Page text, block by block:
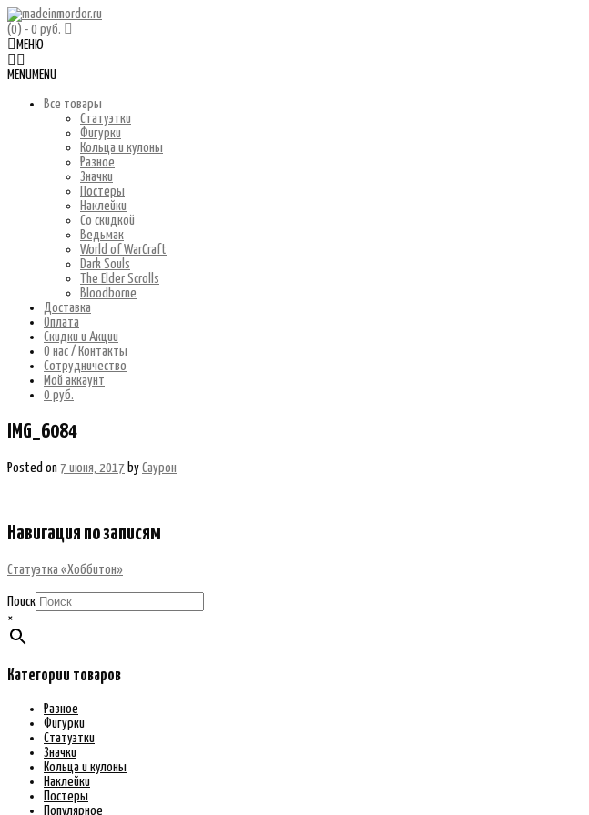
(0) - 0 руб.
МЕНЮ
MENU MENU
Все товары
Статуэтки
Фигурки
Кольца и кулоны
Разное
Значки
Постеры
Наклейки
Со скидкой
Ведьмак
World of WarCraft
Dark Souls
The Elder Scrolls
Bloodborne
Доставка
Оплата
Скидки и Акции
О нас / Контакты
Сотрудничество
Мой аккаунт
0 руб.
IMG_6084
Posted on 7 июня, 2017 by Саурон
Навигация по записям
Статуэтка «Хоббитон»
Поиск
×
Категории товаров
Разное
Фигурки
Статуэтки
Значки
Кольца и кулоны
Наклейки
Постеры
Популярное